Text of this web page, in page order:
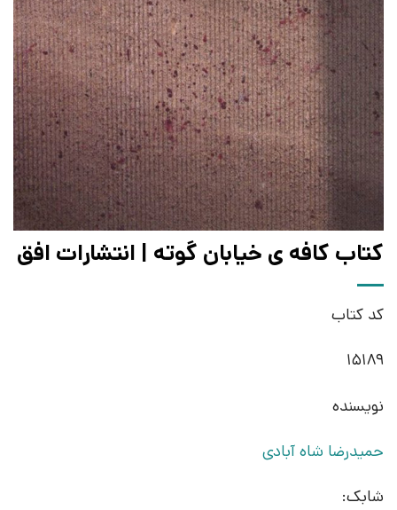
کتاب کافه ی خیابان گوته | انتشارات افق
کد کتاب
15189
نویسنده
حمیدرضا شاه آبادی
شابک: